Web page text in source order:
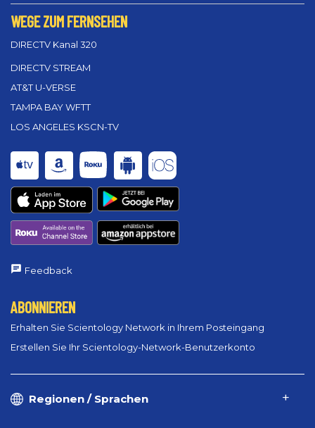
WEGE ZUM FERNSEHEN
DIRECTV Kanal 320
DIRECTV STREAM
AT&T U-VERSE
TAMPA BAY WFTT
LOS ANGELES KSCN-TV
Feedback
ABONNIEREN
Erhalten Sie Scientology Network in Ihrem Posteingang
Erstellen Sie Ihr Scientology-Network-Benutzerkonto
Regionen / Sprachen